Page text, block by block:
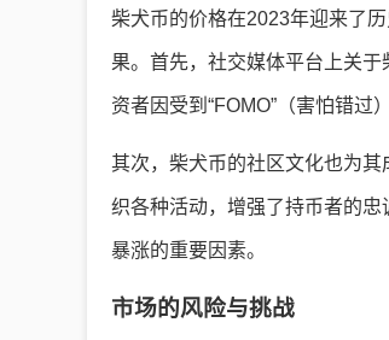
柴犬币的价格在2023年迎来了
果。首先，社交媒体平台上关
资者因受到“FOMO”（害怕错过
其次，柴犬币的社区文化也为
织各种活动，增强了持币者的
暴涨的重要因素。
市场的风险与挑战